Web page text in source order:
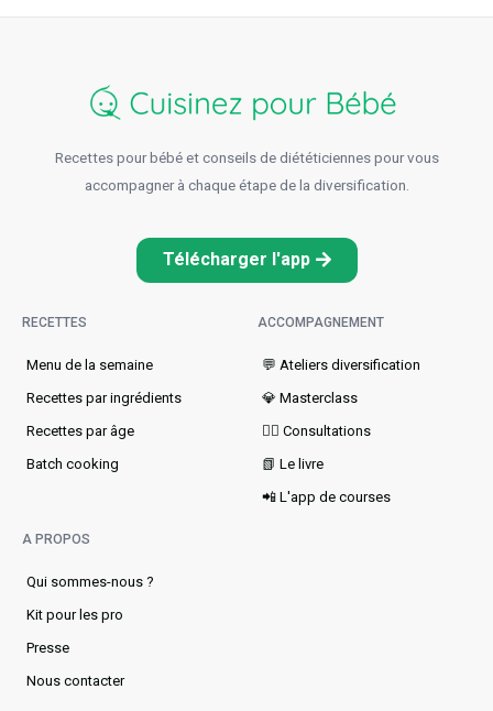
Recettes pour bébé et conseils de diététiciennes pour vous
accompagner à chaque étape de la diversification.
Télécharger l'app
RECETTES
Menu de la semaine​
Recettes par ingrédients
Recettes par âge
Batch cooking
ACCOMPAGNEMENT
💬 Ateliers diversification
💎 Masterclass
👩‍⚕️ Consultations
📗 Le livre
📲 L'app de courses
A PROPOS
Qui sommes-nous ?
Kit pour les pro
Presse
Nous contacter